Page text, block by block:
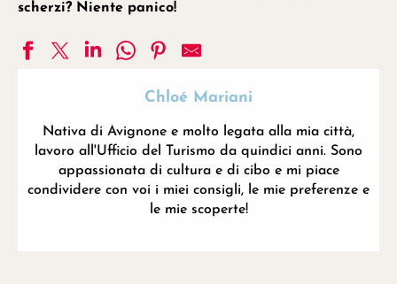
scherzi? Niente panico!
Chloé Mariani
Nativa di Avignone e molto legata alla mia città,
lavoro all'Ufficio del Turismo da quindici anni. Sono
appassionata di cultura e di cibo e mi piace
condividere con voi i miei consigli, le mie preferenze e
le mie scoperte!